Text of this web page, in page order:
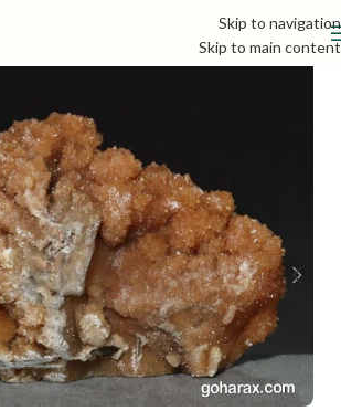
Skip to navigation
Skip to main content